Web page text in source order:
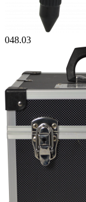
048.03